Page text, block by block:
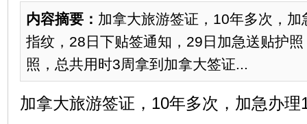
内容摘要： 加拿大旅游签证，10年多次，
指纹，28日下贴签通知，29日加急送贴护
照，总共用时3周拿到加拿大签证...
加拿大旅游签证，10年多次，加急办